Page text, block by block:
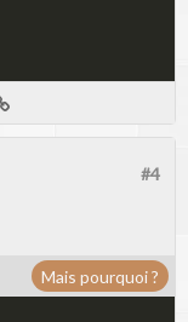
#4
Mais pourquoi ?